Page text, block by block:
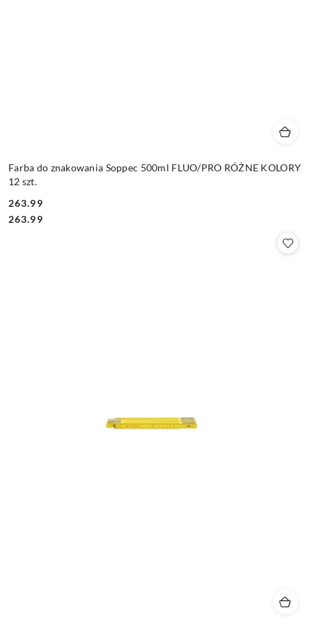
Farba do znakowania Soppec 500ml FLUO/PRO RÓŻNE KOLORY
12 szt.
Cena:
263.99
Cena:
263.99